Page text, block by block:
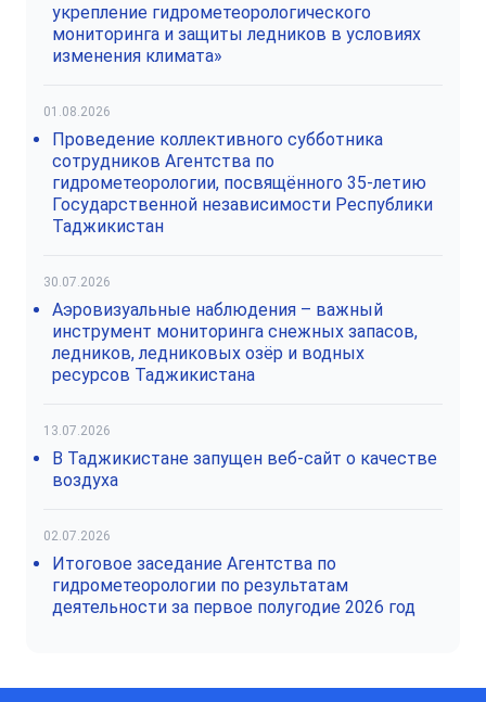
укрепление гидрометеорологического
мониторинга и защиты ледников в условиях
изменения климата»
01.08.2026
Проведение коллективного субботника
сотрудников Агентства по
гидрометеорологии, посвящённого 35-летию
Государственной независимости Республики
Таджикистан
30.07.2026
Аэровизуальные наблюдения – важный
инструмент мониторинга снежных запасов,
ледников, ледниковых озёр и водных
ресурсов Таджикистана
13.07.2026
В Таджикистане запущен веб-сайт о качестве
воздуха
02.07.2026
Итоговое заседание Агентства по
гидрометеорологии по результатам
деятельности за первое полугодие 2026 год